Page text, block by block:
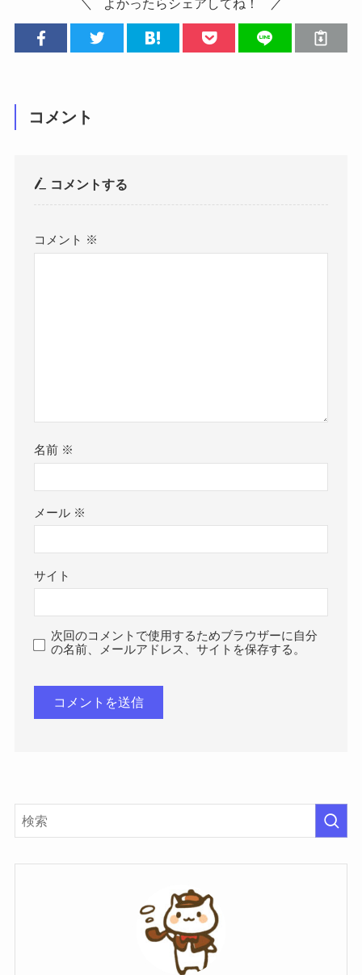
コメント
コメントする
コメント ※
名前 ※
メール ※
サイト
次回のコメントで使用するためブラウザーに自分
の名前、メールアドレス、サイトを保存する。